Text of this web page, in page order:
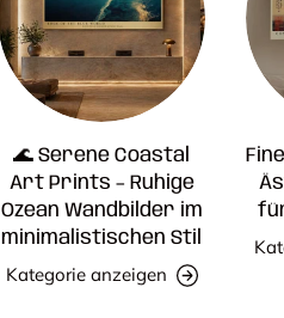
🌊 Serene Coastal
Art Prints – Ruhige
Ozean Wandbilder im
minimalistischen Stil
Kategorie anzeigen